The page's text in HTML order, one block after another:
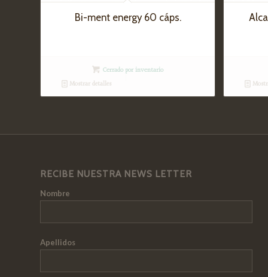
Bi-ment energy 60 cáps.
Cerrado por inventario
Mostrar detalles
RECIBE NUESTRA NEWS LETTER
Nombre
Apellidos